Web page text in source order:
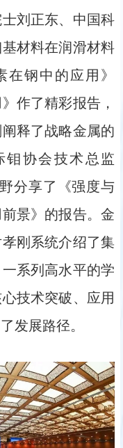
刘正东、中国科
材料在润滑材料
钢中的应用》
作了精彩报告，
释了战略金属的
钼协会技术总监
分享了《强度与
景》的报告。金
刚系统介绍了集
系列高水平的学
技术突破、应用
发展路径。